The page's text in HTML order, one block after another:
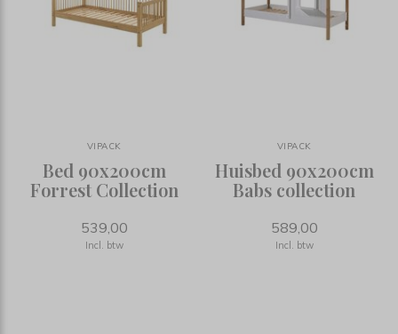
VIPACK
Bed 90x200cm
Forrest Collection
539,00
Incl. btw
VIPACK
Huisbed 90x200cm
Babs collection
589,00
Incl. btw